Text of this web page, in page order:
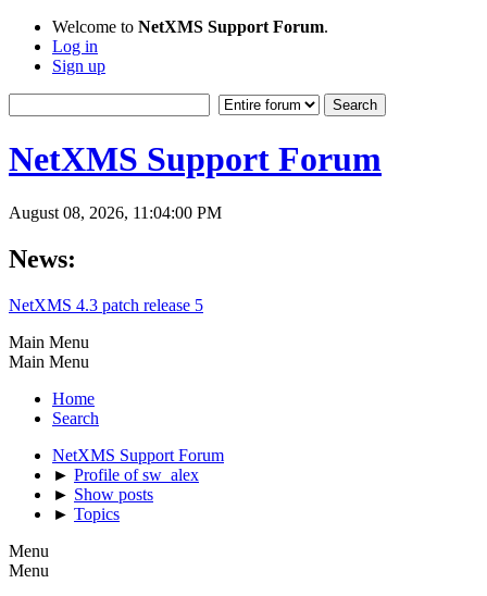
Welcome to NetXMS Support Forum.
Log in
Sign up
NetXMS Support Forum
August 08, 2026, 11:04:00 PM
News:
NetXMS 4.3 patch release 5
Main Menu
Main Menu
Home
Search
NetXMS Support Forum
► Profile of sw_alex
► Show posts
► Topics
Menu
Menu